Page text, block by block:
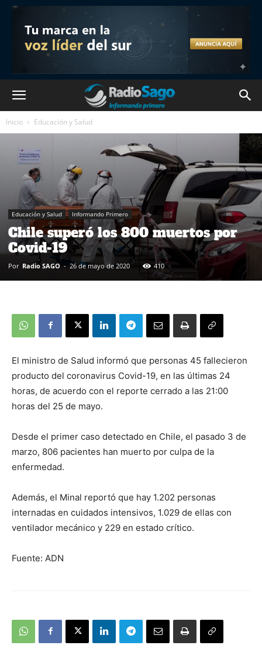
Inicio Educación y Salud
Educación y Salud Informando Primero
Chile superó los 800 muertos por
Covid-19
Por Radio SAGO - 26 de mayo de 2020 410
El ministro de Salud informó que personas 45 fallecieron
producto del coronavirus Covid-19, en las últimas 24
horas, de acuerdo con el reporte cerrado a las 21:00
horas del 25 de mayo.
Desde el primer caso detectado en Chile, el pasado 3 de
marzo, 806 pacientes han muerto por culpa de la
enfermedad.
Además, el Minal reportó que hay 1.202 personas
internadas en cuidados intensivos, 1.029 de ellas con
ventilador mecánico y 229 en estado crítico.
Fuente: ADN